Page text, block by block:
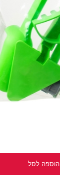
הוספה לסל